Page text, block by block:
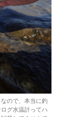
ので、本当に釣
グ水温計ってハ